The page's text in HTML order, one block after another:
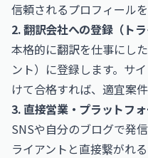
信頼されるプロフィール
2. 翻訳会社への登録（トラ
本格的に翻訳を仕事にし
ント）に登録します。サ
けて合格すれば、適宜案
3. 直接営業・プラットフ
SNSや自分のブログで発
ライアントと直接繋がれ